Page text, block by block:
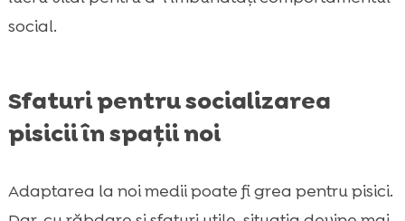
social.
Sfaturi pentru socializarea
pisicii în spații noi
Adaptarea la noi medii poate fi grea pentru pisici.